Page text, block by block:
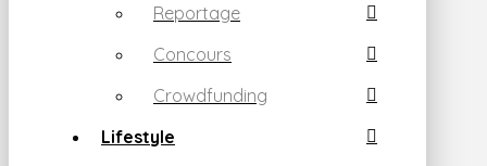
Reportage
Concours
Crowdfunding
Lifestyle